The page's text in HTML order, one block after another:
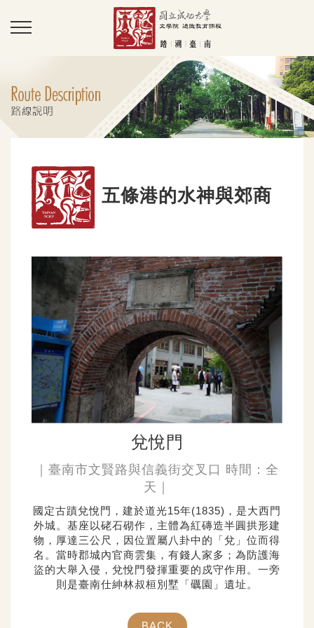
五條港的水神與郊商
兌悅門
｜臺南市文賢路與信義街交叉口 時間：全
天｜
國定古蹟兌悅門，建於道光15年(1835)，是大西門
外城。基座以硓石砌作，主體為紅磚造半圓拱形建
物，厚達三公尺，因位置屬八卦中的「兌」位而得
名。當時郡城內官商雲集，有錢人家多；為防護海
盜的大舉入侵，兌悅門發揮重要的戍守作用。一旁
則是臺南仕紳林叔桓別墅「礪園」遺址。